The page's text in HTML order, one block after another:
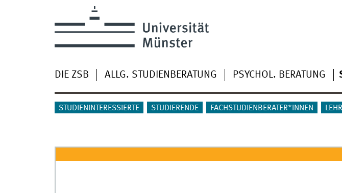
DIE ZSB ALLG. STUDIENBERATUNG PSYCHOL. BERATUNG
STUDIENINTERESSIERTE STUDIERENDE FACHSTUDIENBERATER*INNEN